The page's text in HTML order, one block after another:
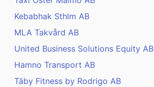
Kebabhak Sthlm AB
MLA Takvård AB
United Business Solutions Equity AB
Hamno Transport AB
Täby Fitness by Rodrigo AB